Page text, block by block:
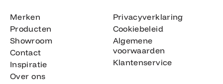
Merken
Producten
Showroom
Contact
Inspiratie
Over ons
Privacyverklaring
Cookiebeleid
Algemene
voorwaarden
Klantenservice